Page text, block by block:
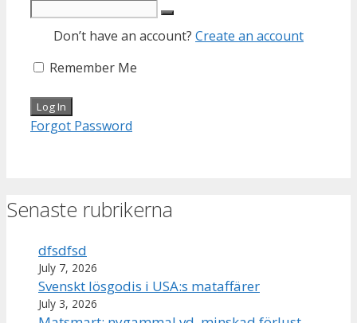
Don’t have an account? Create an account
Remember Me
Forgot Password
Senaste rubrikerna
dfsdfsd
July 7, 2026
Svenskt lösgodis i USA:s mataffärer
July 3, 2026